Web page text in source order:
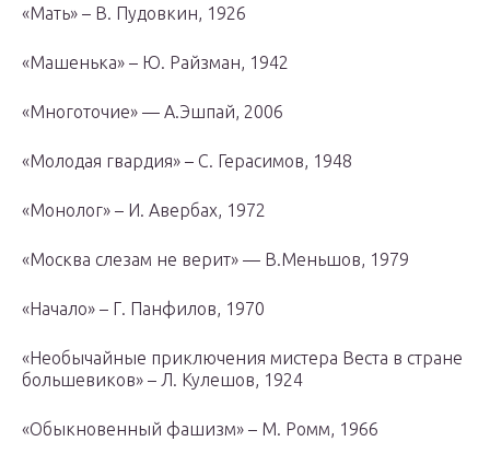
«Мать» – В. Пудовкин, 1926
«Машенька» – Ю. Райзман, 1942
«Многоточие» — А.Эшпай, 2006
«Молодая гвардия» – С. Герасимов, 1948
«Монолог» – И. Авербах, 1972
«Москва слезам не верит» — В.Меньшов, 1979
«Начало» – Г. Панфилов, 1970
«Необычайные приключения мистера Веста в стране
большевиков» – Л. Кулешов, 1924
«Обыкновенный фашизм» – М. Ромм, 1966